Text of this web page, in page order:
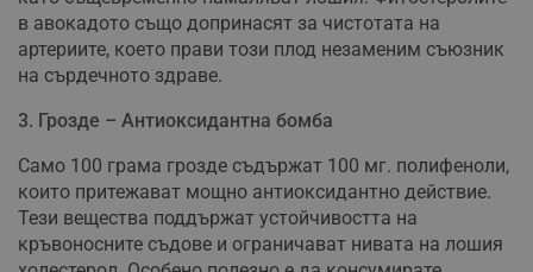
в авокадото също допринасят за чистотата на
артериите, което прави този плод незаменим съюзник
на сърдечното здраве.
3. Грозде – Антиоксидантна бомба
Само 100 грама грозде съдържат 100 мг. полифеноли,
които притежават мощно антиоксидантно действие.
Тези вещества поддържат устойчивостта на
кръвоносните съдове и ограничават нивата на лошия